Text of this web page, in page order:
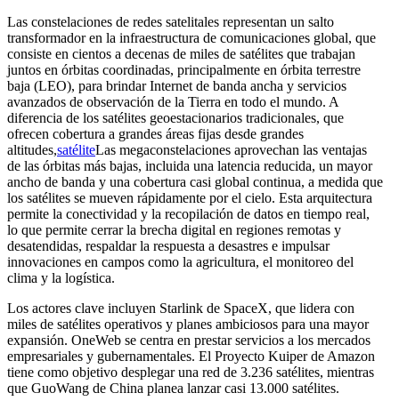
Las constelaciones de redes satelitales representan un salto
transformador en la infraestructura de comunicaciones global, que
consiste en cientos a decenas de miles de satélites que trabajan
juntos en órbitas coordinadas, principalmente en órbita terrestre
baja (LEO), para brindar Internet de banda ancha y servicios
avanzados de observación de la Tierra en todo el mundo. A
diferencia de los satélites geoestacionarios tradicionales, que
ofrecen cobertura a grandes áreas fijas desde grandes
altitudes,satéliteLas megaconstelaciones aprovechan las ventajas
de las órbitas más bajas, incluida una latencia reducida, un mayor
ancho de banda y una cobertura casi global continua, a medida que
los satélites se mueven rápidamente por el cielo. Esta arquitectura
permite la conectividad y la recopilación de datos en tiempo real,
lo que permite cerrar la brecha digital en regiones remotas y
desatendidas, respaldar la respuesta a desastres e impulsar
innovaciones en campos como la agricultura, el monitoreo del
clima y la logística.
Los actores clave incluyen Starlink de SpaceX, que lidera con
miles de satélites operativos y planes ambiciosos para una mayor
expansión. OneWeb se centra en prestar servicios a los mercados
empresariales y gubernamentales. El Proyecto Kuiper de Amazon
tiene como objetivo desplegar una red de 3.236 satélites, mientras
que GuoWang de China planea lanzar casi 13.000 satélites.